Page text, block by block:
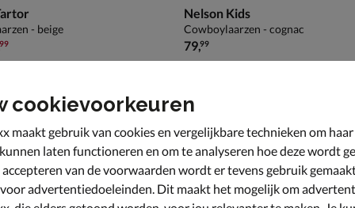
- beige
voor € 83,99
99
Nelson Kids
Cowboylaarzen - cognac
€ 79,99
79,99
cookievoorkeuren
maakt gebruik van cookies en vergelijkbare technieken om
laten functioneren en om te analyseren hoe deze wordt
van de voorwaarden wordt er tevens gebruik
advertentiedoeleinden. Dit maakt het mogelijk om